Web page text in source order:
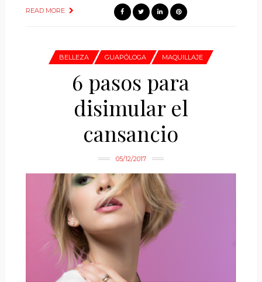
READ MORE
BELLEZA GUAPÓLOGA MAQUILLAJE
6 pasos para
disimular el
cansancio
05/12/2017